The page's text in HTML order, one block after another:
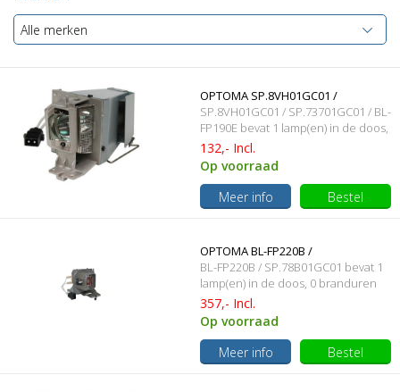
Alle merken
OPTOMA SP.8VH01GC01 /
SP.73701GC01 / BL-FP190E
Originele lamp met behuizing
SP.8VH01GC01 / SP.73701GC01 / BL-
FP190E bevat 1 lamp(en) in de doos,
5000 branduren en 190 Watt
132,- Incl.
Op voorraad
Meer info
Bestel
OPTOMA BL-FP220B /
SP.78B01GC01 Originele
lampmodule
BL-FP220B / SP.78B01GC01 bevat 1
lamp(en) in de doos, 0 branduren
en 220 Watt
357,- Incl.
Op voorraad
Meer info
Bestel